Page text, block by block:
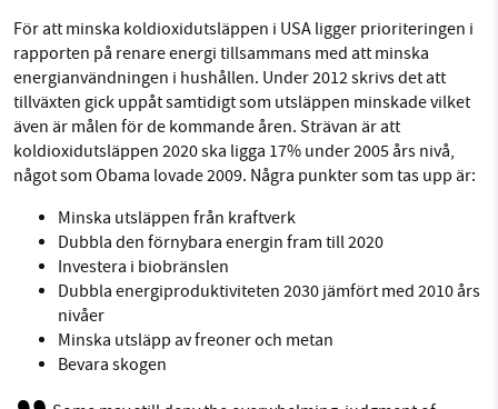
För att minska koldioxidutsläppen i USA ligger prioriteringen i
rapporten på renare energi tillsammans med att minska
energianvändningen i hushållen. Under 2012 skrivs det att
tillväxten gick uppåt samtidigt som utsläppen minskade vilket
även är målen för de kommande åren. Strävan är att
koldioxidutsläppen 2020 ska ligga 17% under 2005 års nivå,
något som Obama lovade 2009. Några punkter som tas upp är:
Minska utsläppen från kraftverk
Dubbla den förnybara energin fram till 2020
Investera i biobränslen
Dubbla energiproduktiviteten 2030 jämfört med 2010 års
nivåer
Minska utsläpp av freoner och metan
Bevara skogen
Läs vad vi vill göra